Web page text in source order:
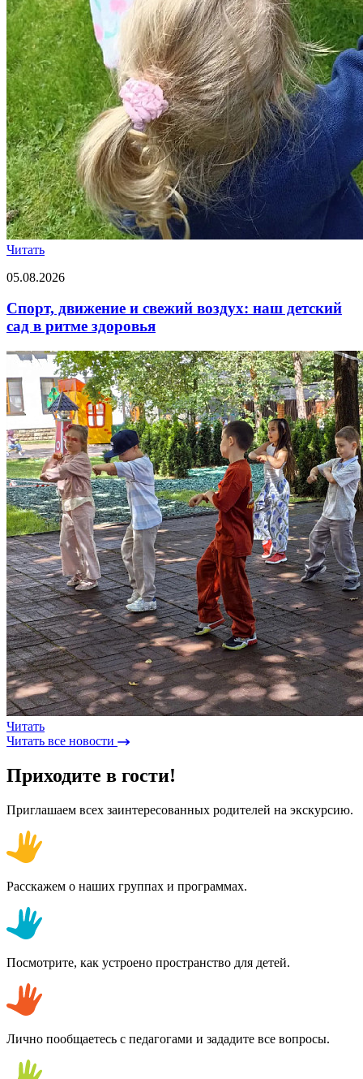
Читать
05.08.2026
Спорт, движение и свежий воздух: наш детский
сад в ритме здоровья
Читать
Читать все новости
Приходите в гости!
Приглашаем всех заинтересованных родителей на экскурсию.
Расскажем о наших группах и программах.
Посмотрите, как устроено пространство для детей.
Лично пообщаетесь с педагогами и зададите все вопросы.